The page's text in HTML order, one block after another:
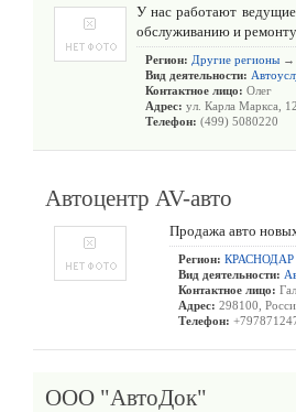
У нас работают
обслуживанию и
Регион: Другие регионы →
Вид деятельности:
Контактное лицо: Олег
Адрес: ул. Карла Маркса,
Телефон: (499) 5080220
Автоцентр AV-авто
Продажа авто
Регион: КРАСНОДАР
Вид деятельности:
Контактное лицо:
Адрес: 298100,
Телефон:
ООО "АвтоДок"